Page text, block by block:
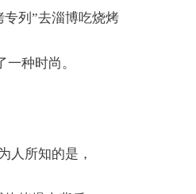
专列”去淄博吃烧烤
一种时尚。
人所知的是，